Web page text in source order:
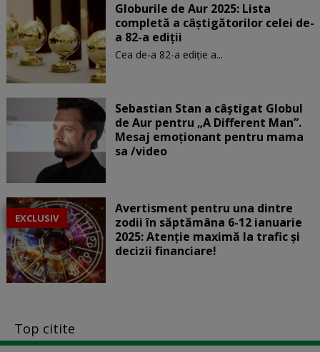
Globurile de Aur 2025: Lista
completă a câștigătorilor celei de-
a 82-a ediții
Cea de-a 82-a ediție a...
Sebastian Stan a câștigat Globul
de Aur pentru „A Different Man”.
Mesaj emoționant pentru mama
sa /video
EXCLUSIV
Avertisment pentru una dintre
zodii în săptămâna 6-12 ianuarie
2025: Atenție maximă la trafic și
decizii financiare!
Top citite